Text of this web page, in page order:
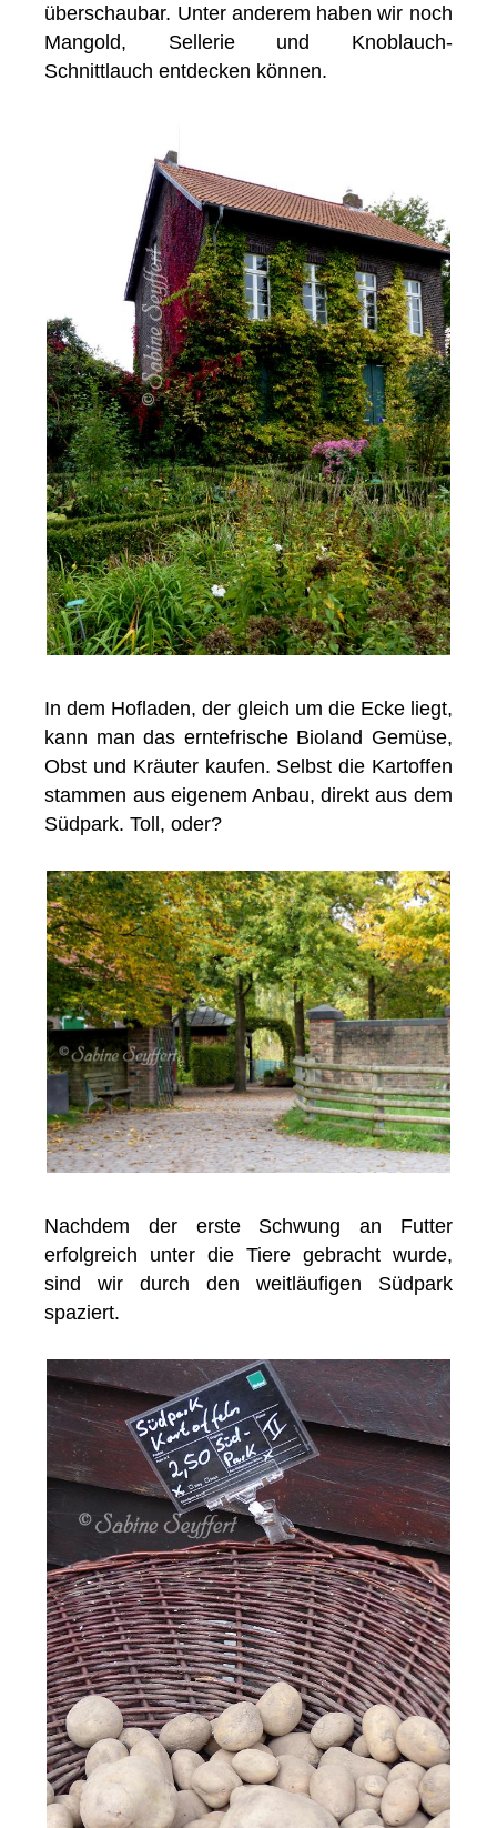
überschaubar. Unter anderem haben wir noch
Mangold, Sellerie und Knoblauch-
Schnittlauch entdecken können.
In dem Hofladen, der gleich um die Ecke liegt,
kann man das erntefrische Bioland Gemüse,
Obst und Kräuter kaufen. Selbst die Kartoffen
stammen aus eigenem Anbau, direkt aus dem
Südpark. Toll, oder?
Nachdem der erste Schwung an Futter
erfolgreich unter die Tiere gebracht wurde,
sind wir durch den weitläufigen Südpark
spaziert.